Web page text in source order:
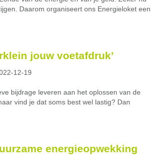
Daarom organiseert ons Energieloket een
jouw voetafdruk’
12-19
bijdrage leveren aan het oplossen van de
vind je dat soms best wel lastig? Dan
energieopwekking